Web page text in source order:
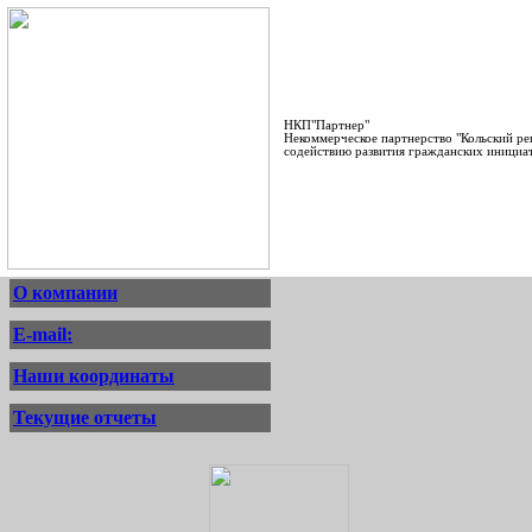
НКП"Партнер"
Некоммерческое партнерство "Кольский
содействию развития гражданских
О компании
E-mail:
Наши координаты
Текущие отчеты